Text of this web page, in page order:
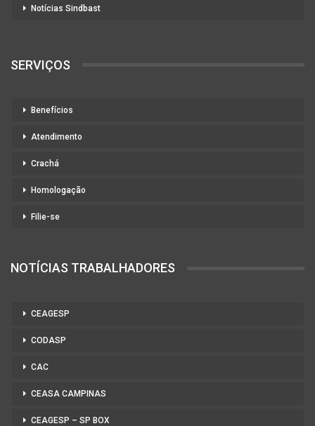
Notícias Sindbast
SERVIÇOS
Benefícios
Atendimento
Crachá
Homologação
Filie-se
NOTÍCIAS TRABALHADORES
CEAGESP
CODASP
CAC
CEASA CAMPINAS
CEAGESP – SP BOX